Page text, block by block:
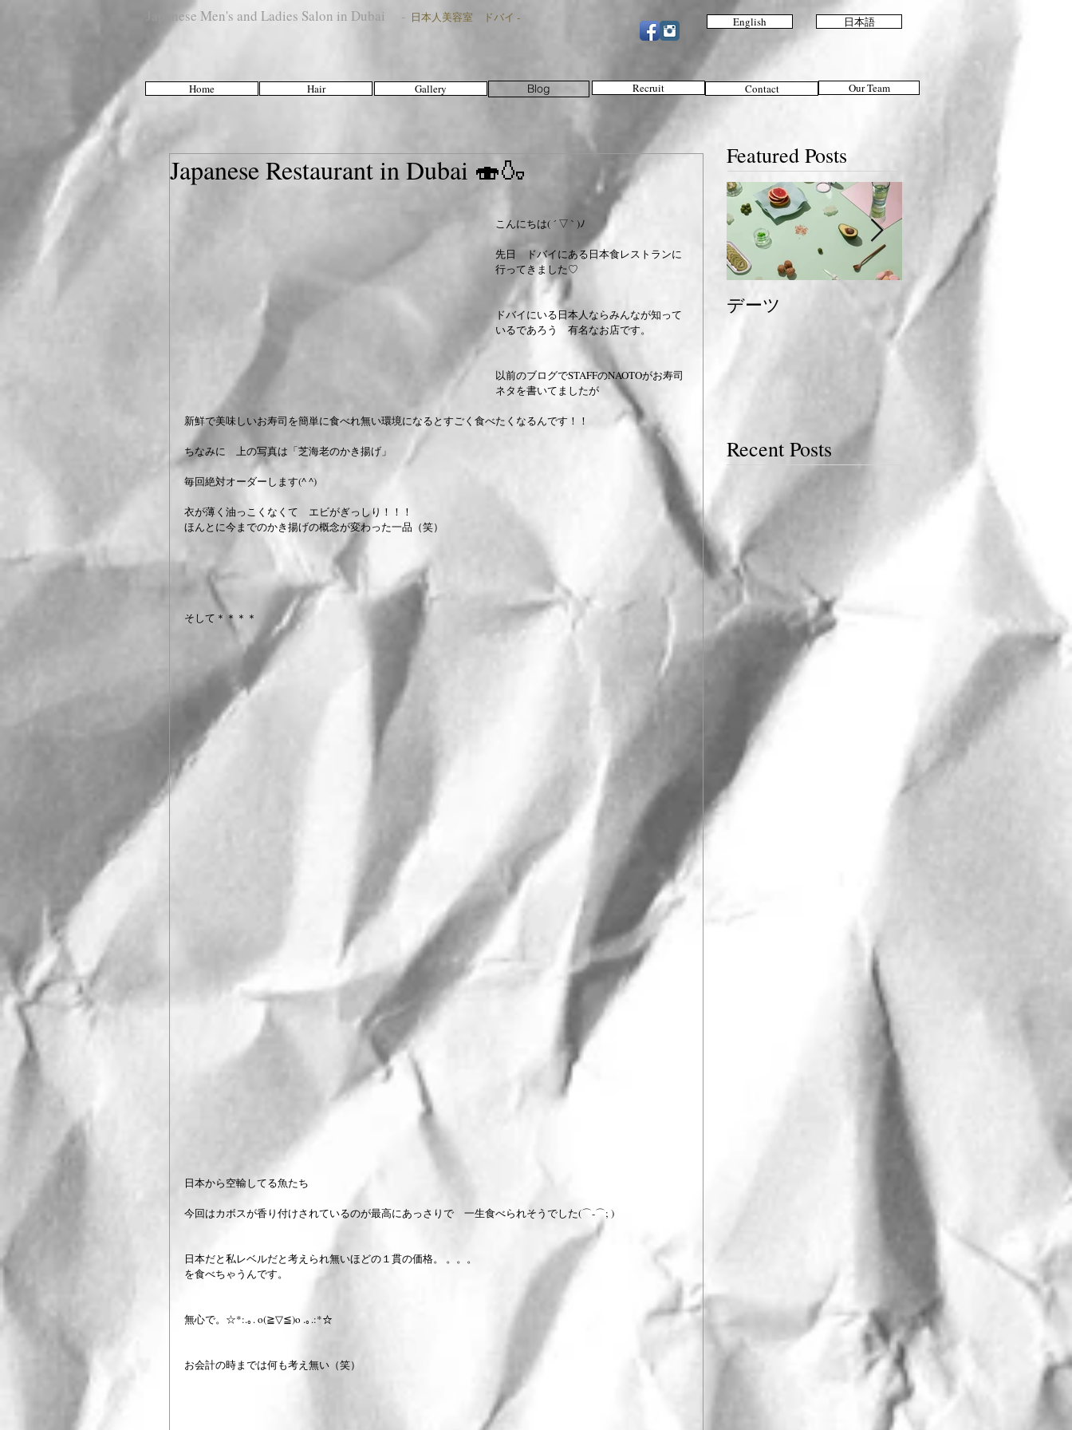
Japanese Men's and Ladies Salon in Dubai - 日本人美容室 ドバイ -
Home Hair Gallery Blog Recruit Contact Our Team
Japanese Restaurant in Dubai 🍣🍶
こんにちは( ´ ▽ ` )ﾉ
先日　ドバイにある日本食レストランに
行ってきました♡
ドバイにいる日本人ならみんなが知って
いるであろう　有名なお店です。
以前のブログでSTAFFのNAOTOがお寿司
ネタを書いてましたが
新鮮で美味しいお寿司を簡単に食べれ無い環境になるとすごく食べたくなるんです！！
ちなみに　上の写真は「芝海老のかき揚げ」
毎回絶対オーダーします(^ ^)
衣が薄く油っこくなくて　エビがぎっしり！！！
ほんとに今までのかき揚げの概念が変わった一品（笑）
そして＊＊＊＊
日本から空輸してる魚たち
今回はカボスが香り付けされているのが最高にあっさりで　一生食べられそうでした(⌒-⌒; )
日本だと私レベルだと考えられ無いほどの１貫の価格。 。。。
を食べちゃうんです。
無心で。☆*:.｡. o(≧▽≦)o .｡.:*☆
お会計の時までは何も考え無い（笑）
Featured Posts
デーツ
夏のおすすめスタイ
ル＆ヘアケア
Recent Posts
English 日本語